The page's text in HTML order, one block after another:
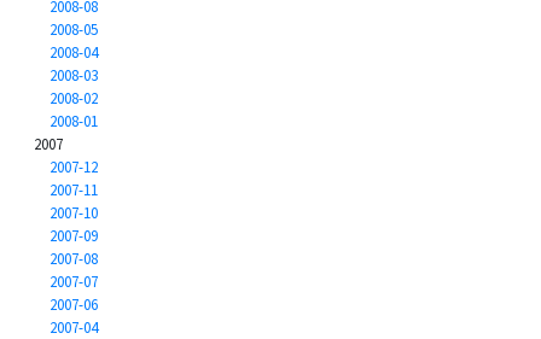
2008-08
2008-05
2008-04
2008-03
2008-02
2008-01
2007
2007-12
2007-11
2007-10
2007-09
2007-08
2007-07
2007-06
2007-04